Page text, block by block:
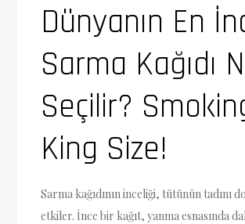
Dünyanın En
Sarma Kağıdı
Seçilir?
King Size!
Sarma kağıdının inceliği, tütünün tadını
etkiler. İnce bir kağıt, yanma esnasında